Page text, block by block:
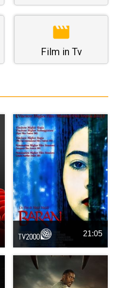
Film in Tv
21:05